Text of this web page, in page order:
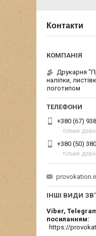
Контакти
Друкарня
наліпки,
логотипом
+380 (67)
тільки
+380 (50)
тільки
ІНШІ ВИДИ
Viber,
посиланням
https://